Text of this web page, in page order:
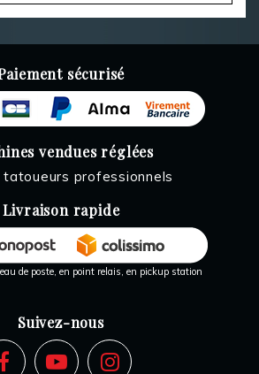
sécurisé
vendues réglées
tatoueurs professionnels
Livraison rapide
de poste, en point relais, en pickup station
Suivez-nous